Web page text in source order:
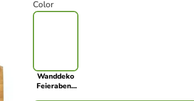
Color
Wanddeko
Feierabend